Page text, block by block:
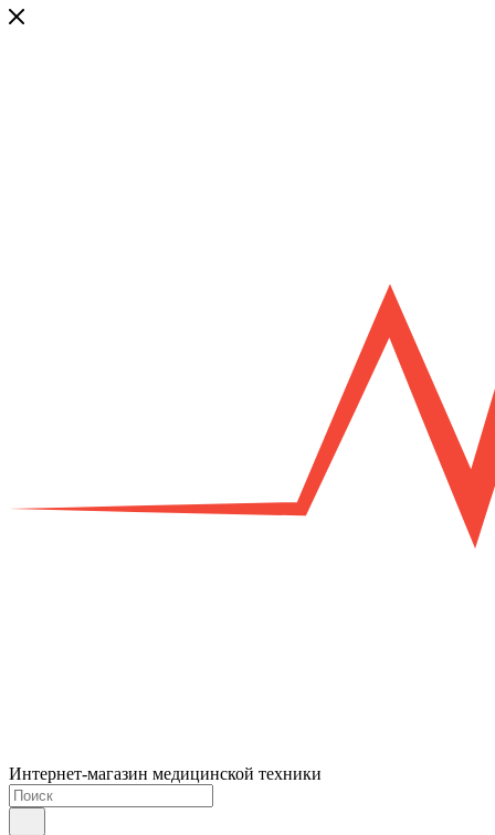
Интернет-магазин медицинской техники